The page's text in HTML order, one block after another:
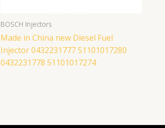
BOSCH Injectors
Made in China new Diesel Fuel
Injector 0432231777 51101017280
0432231778 51101017274